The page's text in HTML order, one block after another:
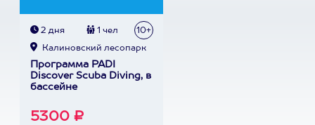
2 дня 1 чел 10+
Калиновский лесопарк
Программа PADI
Discover Scuba Diving, в
бассейне
5300 ₽